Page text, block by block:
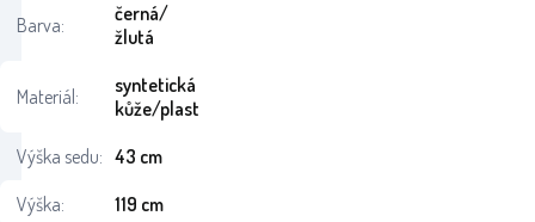
Barva:
černá/
žlutá
Materiál:
syntetická
kůže/plast
Výška sedu: 43 cm
Výška:
119 cm